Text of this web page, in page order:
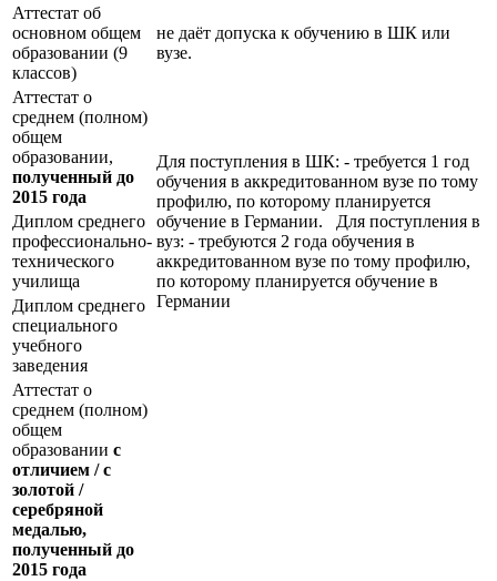
Аттестат об
основном общем
образовании (9
классов)
не даёт допуска к обучению в ШК или
вузе.
Аттестат о
среднем (полном)
общем
образовании,
полученный до
2015 года
Для поступления в ШК: - требуется 1 год
обучения в аккредитованном вузе по тому
профилю, по которому планируется
обучение в Германии. Для поступления в
вуз: - требуются 2 года обучения в
аккредитованном вузе по тому профилю,
по которому планируется обучение в
Германии
Диплом среднего
профессионально-
технического
училища
Диплом среднего
специального
учебного
заведения
Аттестат о
среднем (полном)
общем
образовании с
отличием / с
золотой /
серебряной
медалью,
полученный до
2015 года